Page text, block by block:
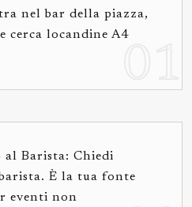
nel bar della piazza,
cerca locandine A4
Barista: Chiedi
È la tua fonte
eventi non